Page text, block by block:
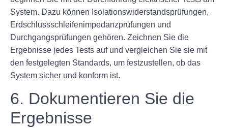
System. Dazu können Isolationswiderstandsprüfungen,
Erdschlussschleifenimpedanzprüfungen und
Durchgangsprüfungen gehören. Zeichnen Sie die
Ergebnisse jedes Tests auf und vergleichen Sie sie mit
den festgelegten Standards, um festzustellen, ob das
System sicher und konform ist.
6. Dokumentieren Sie die
Ergebnisse